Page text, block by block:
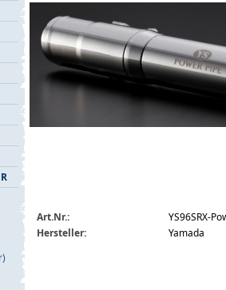
Art.Nr.:
YS96SRX-
Hersteller:
Yamada